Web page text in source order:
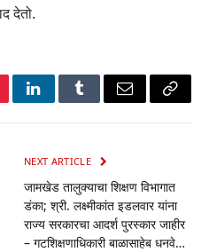
देतो.
LinkedInTumblrEmail Copy
NEXT ARTICLE
जामखेड तालुक्याचा शिक्षण विभागात
डंका; श्री. लक्ष्मीकांत इडलवार यांना
राज्य सरकारचा आदर्श पुरस्कार जाहीर
– गटशिक्षणाधिकारी बाळासाहेब धनवे…